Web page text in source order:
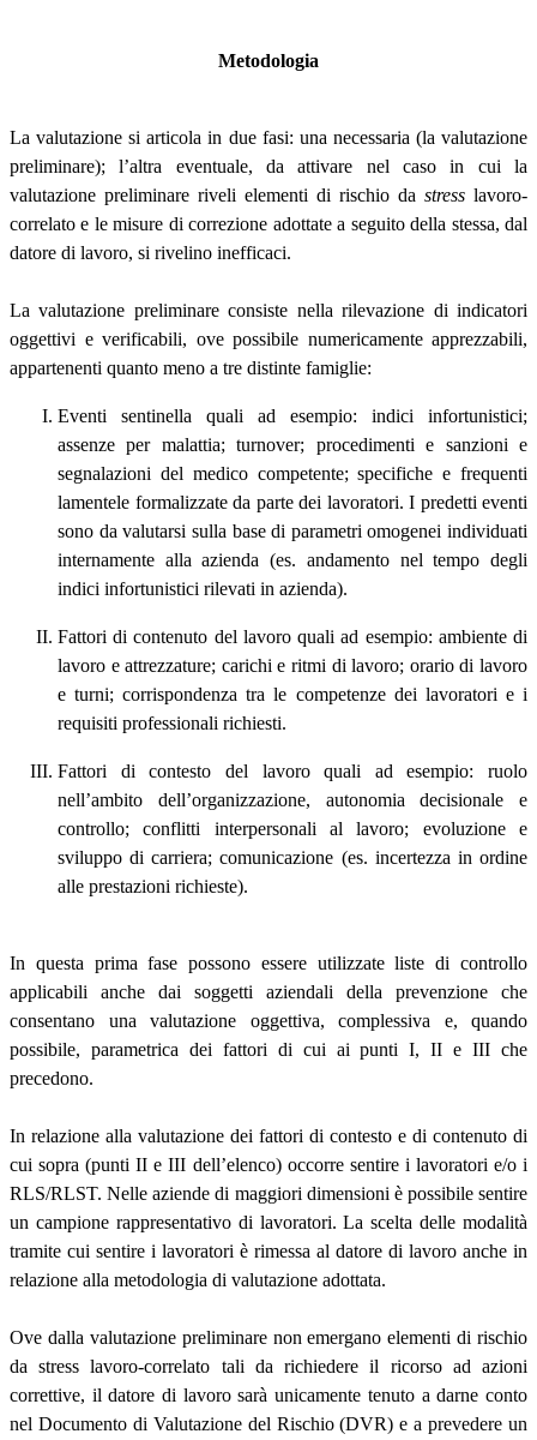
Metodologia
La valutazione si articola in due fasi: una necessaria (la valutazione
preliminare); l’altra eventuale, da attivare nel caso in cui la
valutazione preliminare riveli elementi di rischio da stress lavoro-
correlato e le misure di correzione adottate a seguito della stessa, dal
datore di lavoro, si rivelino inefficaci.
La valutazione preliminare consiste nella rilevazione di indicatori
oggettivi e verificabili, ove possibile numericamente apprezzabili,
appartenenti quanto meno a tre distinte famiglie:
Eventi sentinella quali ad esempio: indici infortunistici;
assenze per malattia; turnover; procedimenti e sanzioni e
segnalazioni del medico competente; specifiche e frequenti
lamentele formalizzate da parte dei lavoratori. I predetti eventi
sono da valutarsi sulla base di parametri omogenei individuati
internamente alla azienda (es. andamento nel tempo degli
indici infortunistici rilevati in azienda).
Fattori di contenuto del lavoro quali ad esempio: ambiente di
lavoro e attrezzature; carichi e ritmi di lavoro; orario di lavoro
e turni; corrispondenza tra le competenze dei lavoratori e i
requisiti professionali richiesti.
Fattori di contesto del lavoro quali ad esempio: ruolo
nell’ambito dell’organizzazione, autonomia decisionale e
controllo; conflitti interpersonali al lavoro; evoluzione e
sviluppo di carriera; comunicazione (es. incertezza in ordine
alle prestazioni richieste).
In questa prima fase possono essere utilizzate liste di controllo
applicabili anche dai soggetti aziendali della prevenzione che
consentano una valutazione oggettiva, complessiva e, quando
possibile, parametrica dei fattori di cui ai punti I, II e III che
precedono.
In relazione alla valutazione dei fattori di contesto e di contenuto di
cui sopra (punti II e III dell’elenco) occorre sentire i lavoratori e/o i
RLS/RLST. Nelle aziende di maggiori dimensioni è possibile sentire
un campione rappresentativo di lavoratori. La scelta delle modalità
tramite cui sentire i lavoratori è rimessa al datore di lavoro anche in
relazione alla metodologia di valutazione adottata.
Ove dalla valutazione preliminare non emergano elementi di rischio
da stress lavoro-correlato tali da richiedere il ricorso ad azioni
correttive, il datore di lavoro sarà unicamente tenuto a darne conto
nel Documento di Valutazione del Rischio (DVR) e a prevedere un